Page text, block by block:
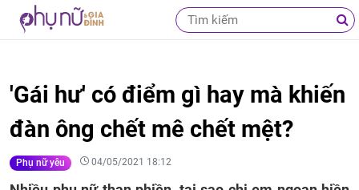
'Gái hư' có điểm gì hay mà khiến
đàn ông chết mê chết mệt?
Phụ nữ yêu 04/05/2021 18:12